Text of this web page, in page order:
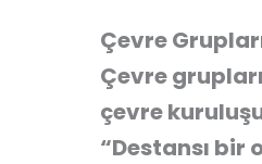
Çevre
Çevre
çevre
“Destansı bir